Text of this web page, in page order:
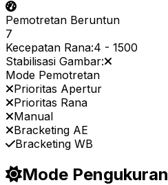
Pemotretan Beruntun
7
Kecepatan Rana:4 - 1500
Stabilisasi Gambar:
Mode Pemotretan
Prioritas Apertur
Prioritas Rana
Manual
Bracketing AE
Bracketing WB
Mode Pengukuran